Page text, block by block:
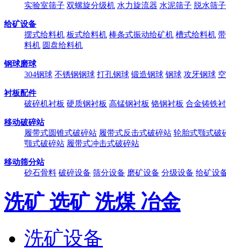
实验室筛子 双螺旋分级机 水力旋流器 水泥筛子 脱水筛子
给矿设备
摆式给料机 板式给料机 棒条式振动给矿机 槽式给料机
料机 圆盘给料机
钢球磨球
304钢球 不锈钢钢球 打孔钢球 锻造钢球 钢球 攻牙钢球
衬板配件
破碎机衬板 硬质钢衬板 高锰钢衬板 铬钢衬板 合金铸铁
移动破碎站
履带式圆锥式破碎站 履带式反击式破碎站 轮胎式颚式破
颚式破碎站 履带式冲击式破碎站
移动筛分站
砂石骨料 破碎设备 筛分设备 磨矿设备 分级设备 给矿设
洗矿 选矿 洗煤 冶金
洗矿设备